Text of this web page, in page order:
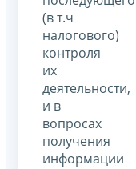
(в т.ч
налогового)
контроля
их
деятельности,
и в
вопросах
получения
информации